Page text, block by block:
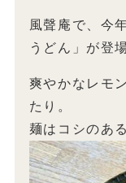
風聲庵で、今
うどん」が登
爽やかなレモ
たり。
麺はコシのあ